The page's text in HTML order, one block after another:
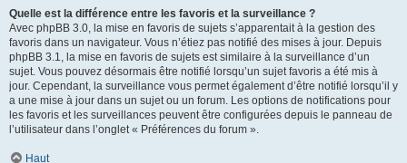
Quelle est la différence entre les favoris et la surveillance ?
Avec phpBB 3.0, la mise en favoris de sujets s’apparentait à la gestion des
favoris dans un navigateur. Vous n’étiez pas notifié des mises à jour. Depuis
phpBB 3.1, la mise en favoris de sujets est similaire à la surveillance d’un
sujet. Vous pouvez désormais être notifié lorsqu’un sujet favoris a été mis à
jour. Cependant, la surveillance vous permet également d’être notifié lorsqu’il y
a une mise à jour dans un sujet ou un forum. Les options de notifications pour
les favoris et les surveillances peuvent être configurées depuis le panneau de
l’utilisateur dans l’onglet « Préférences du forum ».
Haut